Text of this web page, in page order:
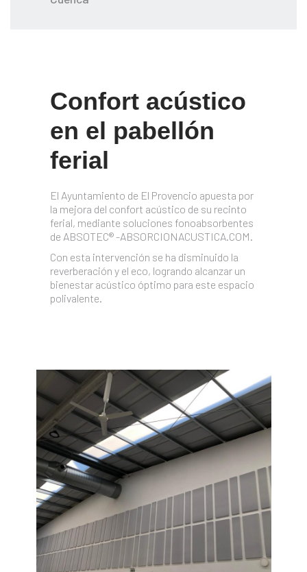
Confort acústico
en el pabellón
ferial
El Ayuntamiento de El Provencio apuesta por
la mejora del confort acústico de su recinto
ferial, mediante soluciones fonoabsorbentes
de ABSOTEC® -ABSORCIONACUSTICA.COM.
Con esta intervención se ha disminuido la
reverberación y el eco, logrando alcanzar un
bienestar acústico óptimo para este espacio
polivalente.